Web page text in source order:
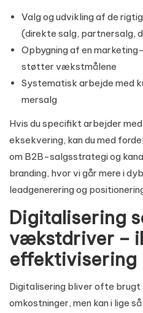
Valg og udvikling af de
(direkte salg, partnersalg,
Opbygning af en
støtter vækstmålene
Systematisk arbejde med
mersalg
Hvis du specifikt arbejder
eksekvering, kan du med
om B2B-salgsstrategi og
branding, hvor vi går mere i
leadgenerering og
Digitalisering
vækstdriver –
effektivisering
Digitalisering bliver ofte brugt
omkostninger, men kan i lige